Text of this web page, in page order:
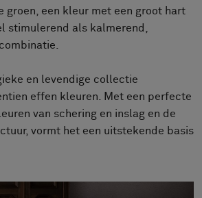
Designers
groen, een kleur met een groot hart
stimulerend als kalmerend,
en levendige collectie
effen kleuren. Met een perfecte
van schering en inslag en de
vormt het een uitstekende basis